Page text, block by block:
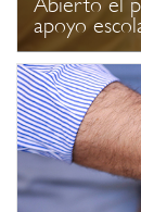
apoyo